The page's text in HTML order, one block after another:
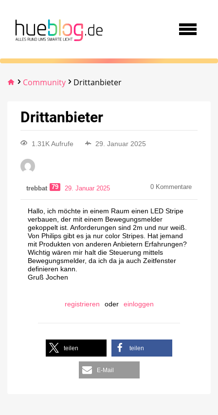
Community Drittanbieter
Drittanbieter
1.31K Aufrufe 29. Januar 2025
trebbat 79 29. Januar 2025 0 Kommentare
Hallo, ich möchte in einem Raum einen LED Stripe
verbauen, der mit einem Bewegungsmelder
gekoppelt ist. Anforderungen sind 2m und nur weiß.
Von Philips gibt es ja nur color Stripes. Hat jemand
mit Produkten von anderen Anbietern Erfahrungen?
Wichtig wären mir halt die Steuerung mittels
Bewegungsmelder, da ich da ja auch Zeitfenster
definieren kann.
Gruß Jochen
registrieren oder einloggen
teilen teilen
E-Mail